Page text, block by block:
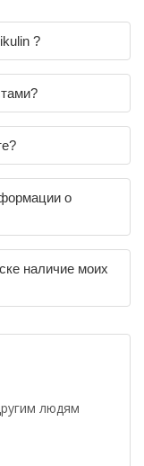
?
о
наличие моих
людям